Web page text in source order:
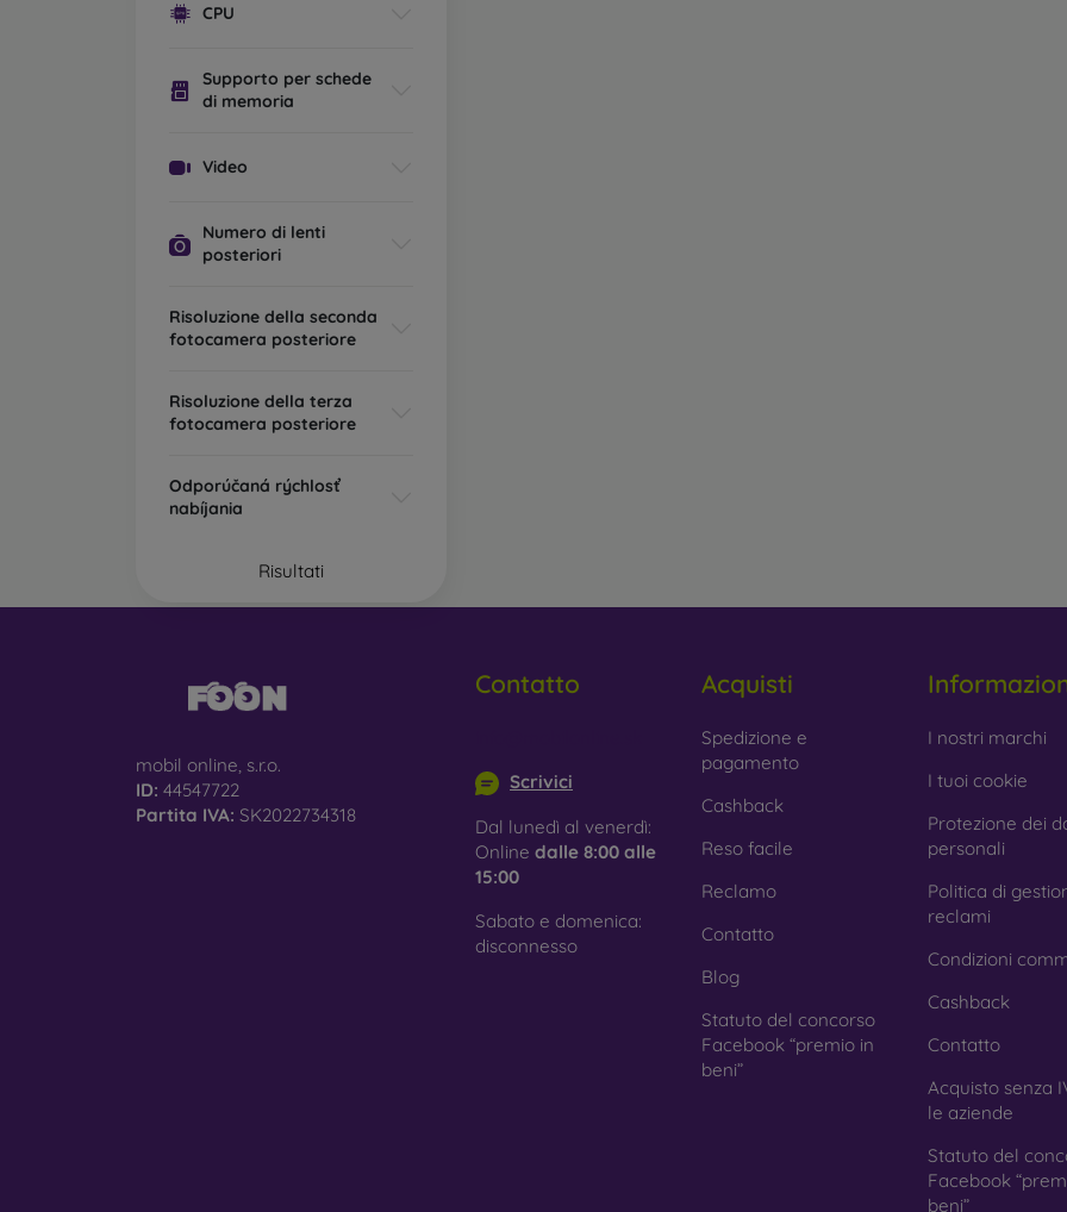
CPU
Supporto per schede
di memoria
Video
Numero di lenti
posteriori
Risoluzione della seconda
fotocamera posteriore
Risoluzione della terza
fotocamera posteriore
Odporúčaná rýchlosť
nabíjania
Risultati
mobil online, s.r.o.
ID: 44547722
Partita IVA: SK2022734318
Contatto
Scrivici
Dal lunedì al venerdì:
Online dalle 8:00 alle
15:00
Sabato e domenica:
disconnesso
Acquisti
Spedizione e
pagamento
Cashback
Reso facile
Reclamo
Contatto
Blog
Statuto del concorso
Facebook “premio in
beni”
I nostri marchi
I tuoi cookie
Protezione dei
personali
Politica di
reclami
Condizioni
Cashback
Contatto
Acquisto senza
le aziende
Statuto del
Facebook
beni”